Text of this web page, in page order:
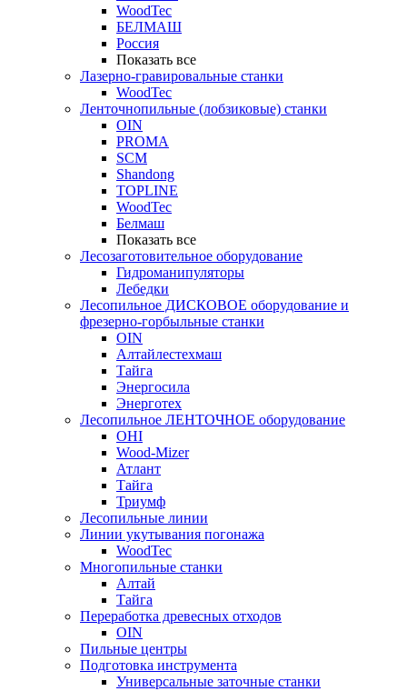
WoodTec
БЕЛМАШ
Россия
Показать все
Лазерно-гравировальные станки
WoodTec
Ленточнопильные (лобзиковые) станки
OIN
PROMA
SCM
Shandong
TOPLINE
WoodTec
Белмаш
Показать все
Лесозаготовительное оборудование
Гидроманипуляторы
Лебедки
Лесопильное ДИСКОВОЕ оборудование и
фрезерно-горбыльные станки
OIN
Алтайлестехмаш
Тайга
Энергосила
Энерготех
Лесопильное ЛЕНТОЧНОЕ оборудование
OHI
Wood-Mizer
Атлант
Тайга
Триумф
Лесопильные линии
Линии укутывания погонажа
WoodTec
Многопильные станки
Алтай
Тайга
Переработка древесных отходов
OIN
Пильные центры
Подготовка инструмента
Универсальные заточные станки